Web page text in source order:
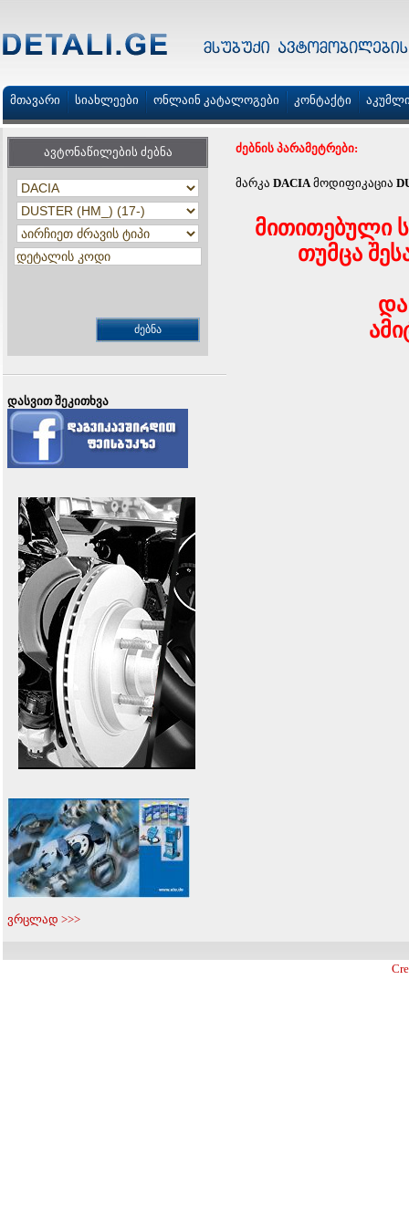
მთავარი სიახლეები ონლაინ კატალოგები კონტაქტი
ავტონაწილების ძებნა
დასვით შეკითხვა
ვრცლად >>>
ძებნის პარამეტრები:
მარკა DACIAმოდიფიკაცია
მითითებული
თუმცა